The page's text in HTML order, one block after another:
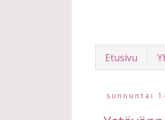
Etusivu
sunnuntai